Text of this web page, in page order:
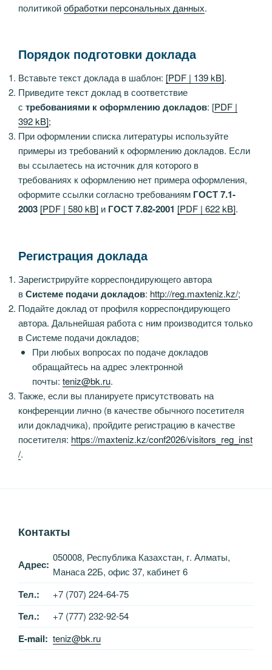
политикойобработки персональных данных.
Порядок подготовки доклада
Вставьте текст доклада в шаблон: [PDF | 139 kB].
Приведите текст доклад в соответствие
с требованиями к оформлению докладов: [PDF |
392 kB];
При оформлении списка литературы используйте
примеры из требований к оформлению докладов. Если
вы ссылаетесь на источник для которого в
требованиях к оформлению нет примера оформления,
оформите ссылки согласно требованиям ГОСТ 7.1-
2003 [PDF | 580 kB] и ГОСТ 7.82-2001 [PDF | 622 kB].
Регистрация доклада
Зарегистрируйте корреспондирующего автора
вСистеме подачи докладов: http://reg.maxteniz.kz/;
Подайте доклад от профиля корреспондирующего
автора. Дальнейшая работа с ним производится только
в Системе подачи докладов;
При любых вопросах по подаче докладов
обращайтесь на адрес электронной
почты: teniz@bk.ru.
Также, если вы планируете присутствовать на
конференции лично (в качестве обычного посетителя
или докладчика), пройдите регистрацию в качестве
посетителя: https://maxteniz.kz/conf2026/visitors_reg_inst
/.
Контакты
Адрес:
050008, Республика Казахстан, г. Алматы,
Манаса 22Б, офис 37, кабинет 6
Тел.: +7 (707) 224-64-75
Тел.: +7 (777) 232-92-54
E-mail: teniz@bk.ru